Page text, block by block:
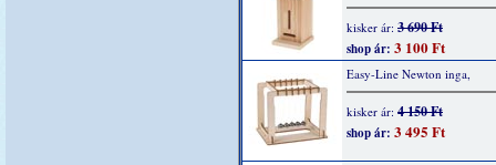
kisker ár: 3 690 Ft
shop ár: 3 100 Ft
Easy-Line Newton inga,
kisker ár: 4 150 Ft
shop ár: 3 495 Ft